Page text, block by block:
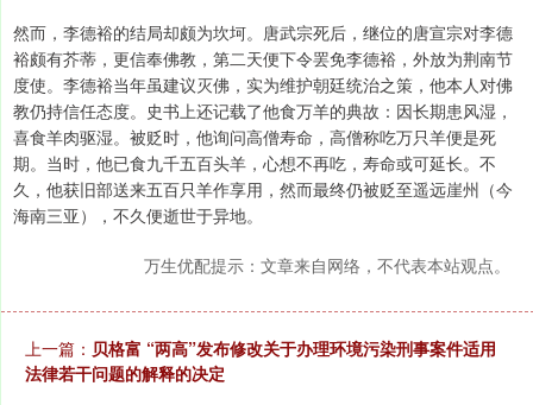
然而，李德裕的结局却颇为坎坷。唐武宗死后，继位的唐宣宗对李德
裕颇有芥蒂，更信奉佛教，第二天便下令罢免李德裕，外放为荆南节
度使。李德裕当年虽建议灭佛，实为维护朝廷统治之策，他本人对佛
教仍持信任态度。史书上还记载了他食万羊的典故：因长期患风湿，
喜食羊肉驱湿。被贬时，他询问高僧寿命，高僧称吃万只羊便是死
期。当时，他已食九千五百头羊，心想不再吃，寿命或可延长。不
久，他获旧部送来五百只羊作享用，然而最终仍被贬至遥远崖州（今
海南三亚），不久便逝世于异地。
万生优配提示：文章来自网络，不代表本站观点。
上一篇： 贝格富 “两高”发布修改关于办理环境污染刑事案件适用
法律若干问题的解释的决定